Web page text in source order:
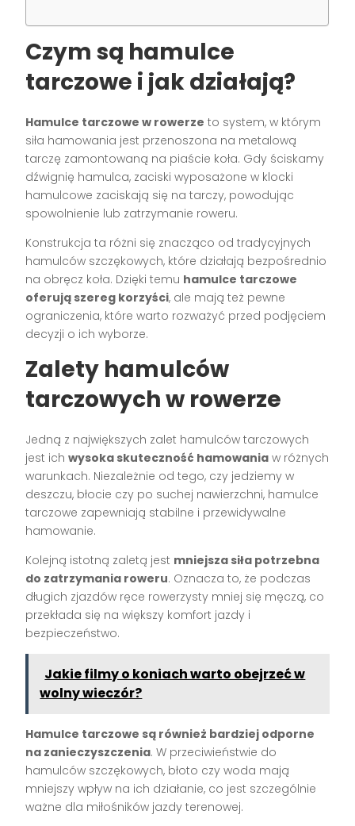
Czym są hamulce
tarczowe i jak działają?
Hamulce tarczowe w rowerze to system, w którym
siła hamowania jest przenoszona na metalową
tarczę zamontowaną na piaście koła. Gdy ściskamy
dźwignię hamulca, zaciski wyposażone w klocki
hamulcowe zaciskają się na tarczy, powodując
spowolnienie lub zatrzymanie roweru.
Konstrukcja ta różni się znacząco od tradycyjnych
hamulców szczękowych, które działają bezpośrednio
na obręcz koła. Dzięki temu hamulce tarczowe
oferują szereg korzyści, ale mają też pewne
ograniczenia, które warto rozważyć przed podjęciem
decyzji o ich wyborze.
Zalety hamulców
tarczowych w rowerze
Jedną z największych zalet hamulców tarczowych
jest ichwysoka skuteczność hamowania w różnych
warunkach. Niezależnie od tego, czy jedziemy w
deszczu, błocie czy po suchej nawierzchni, hamulce
tarczowe zapewniają stabilne i przewidywalne
hamowanie.
Kolejną istotną zaletą jest mniejsza siła potrzebna
do zatrzymania roweru. Oznacza to, że podczas
długich zjazdów ręce rowerzysty mniej się męczą, co
przekłada się na większy komfort jazdy i
bezpieczeństwo.
Jakie filmy o koniach warto obejrzeć w
wolny wieczór?
Hamulce tarczowe są również bardziej odporne
na zanieczyszczenia. W przeciwieństwie do
hamulców szczękowych, błoto czy woda mają
mniejszy wpływ na ich działanie, co jest szczególnie
ważne dla miłośników jazdy terenowej.